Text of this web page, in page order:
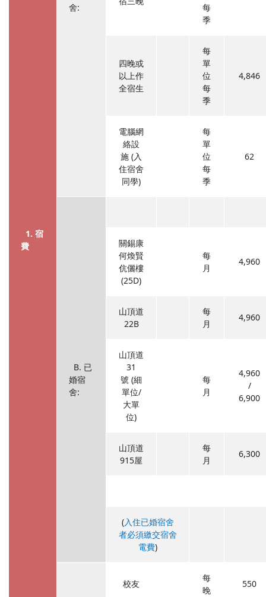
1. 宿
費
舍:
每
季
四晚或
以上作
全宿生
每
單
位
每
季
4,846
電腦網
絡設
施 (入
住宿舍
同學)
每
單
位
每
季
62
B. 已
婚宿
舍:
關錫康
何煥賢
伉儷樓
(25D)
每
月
4,960
山頂道
22B
每
月
4,960
山頂道
31
號 (細
單位/
大單
位)
每
月
4,960
/
6,900
山頂道
915屋
每
月
6,300
(入住已婚宿舍
者必須繳交宿舍
電費)
校友
每
晚
550